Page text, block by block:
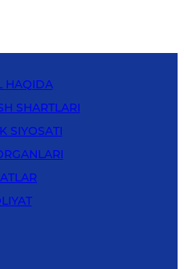
HAQIDA
SHARTLARI
SIYOSATI